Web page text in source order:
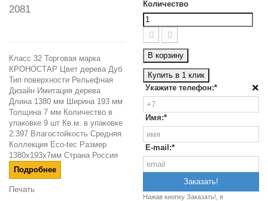
2081
Класс 32 Торговая марка
КРОНОСТАР Цвет дерева Дуб
Тип поверхности Рельефная
Дизайн Имитация дерева
Длина 1380 мм Ширина 193 мм
Толщина 7 мм Количество в
упаковке 9 шт Кв.м. в упаковке
2.397 Влагостойкость Средняя
Коллекция Eco-tec Размер
1380x193x7мм Страна Россия
Подробнее
Печать
Количество
В корзину
Купить в 1 клик
×
Укажите телефон:*
Имя:*
E-mail:*
Нажав кнопку Заказать!, я